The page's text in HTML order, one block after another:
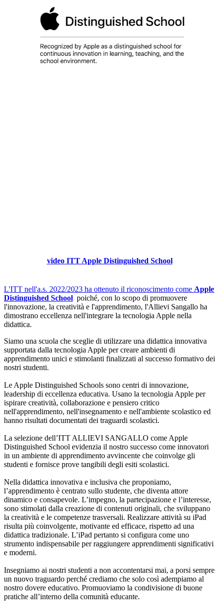
video ITT Apple Distinguished School
L'ITT nell'a.s. 2022/2023 ha ottenuto il riconoscimento come Apple
Distinguished School poiché, con lo scopo di promuovere
l'innovazione, la creatività e l'apprendimento, l'Allievi Sangallo ha
dimostrano eccellenza nell'integrare la tecnologia Apple nella
didattica.
Siamo una scuola che sceglie di utilizzare una didattica innovativa
supportata dalla tecnologia Apple per creare ambienti di
apprendimento unici e stimolanti finalizzati al successo formativo dei
nostri studenti.
Le Apple Distinguished Schools sono centri di innovazione,
leadership di eccellenza educativa. Usano la tecnologia Apple per
ispirare creatività, collaborazione e pensiero critico
nell'apprendimento, nell'insegnamento e nell'ambiente scolastico ed
hanno risultati documentati dei traguardi scolastici.
La selezione dell’ITT ALLIEVI SANGALLO come Apple
Distinguished School evidenzia il nostro successo come innovatori
in un ambiente di apprendimento avvincente che coinvolge gli
studenti e fornisce prove tangibili degli esiti scolastici.
Nella didattica innovativa e inclusiva che proponiamo,
l’apprendimento è centrato sullo studente, che diventa attore
dinamico e consapevole. L’impegno, la partecipazione e l’interesse,
sono stimolati dalla creazione di contenuti originali, che sviluppano
la creatività e le competenze trasversali. Realizzare attività su iPad
risulta più coinvolgente, motivante ed efficace, rispetto ad una
didattica tradizionale. L’iPad pertanto si configura come uno
strumento indispensabile per raggiungere apprendimenti significativi
e moderni.
Insegniamo ai nostri studenti a non accontentarsi mai, a porsi sempre
un nuovo traguardo perché crediamo che solo così adempiamo al
nostro dovere educativo. Promuoviamo la condivisione di buone
pratiche all’interno della comunità educante.